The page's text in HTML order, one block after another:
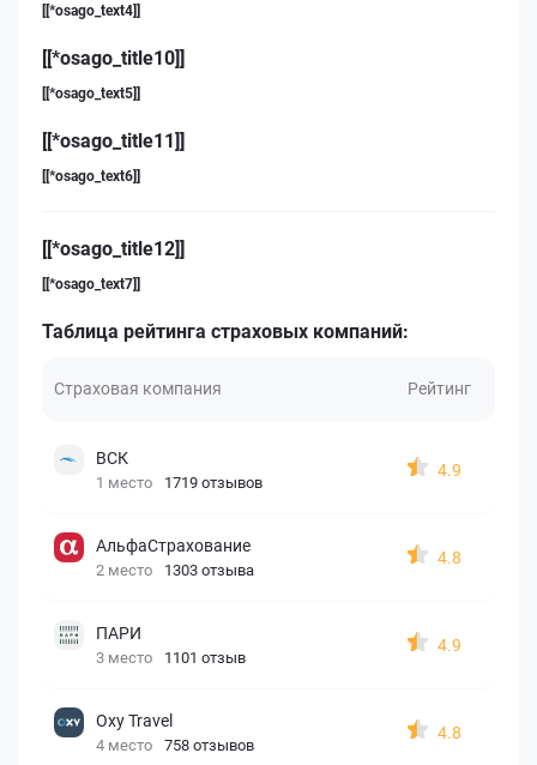
[[*osago_text4]]
[[*osago_title10]]
[[*osago_text5]]
[[*osago_title11]]
[[*osago_text6]]
[[*osago_title12]]
[[*osago_text7]]
Таблица рейтинга страховых компаний:
Страховая компания Рейтинг
ВСК
1 место 1719 отзывов
4.9
АльфаСтрахование
2 место 1303 отзыва
4.8
ПАРИ
3 место 1101 отзыв
4.9
Oxy Travel
4 место 758 отзывов
4.8